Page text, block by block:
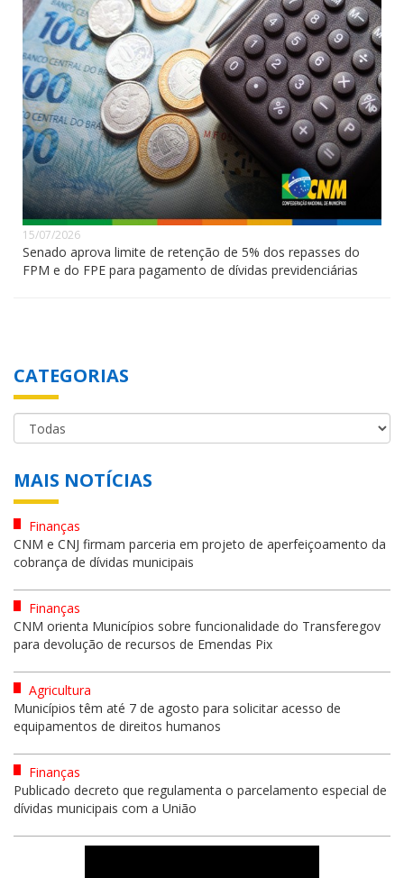
15/07/2026
Senado aprova limite de retenção de 5% dos repasses do
FPM e do FPE para pagamento de dívidas previdenciárias
CATEGORIAS
MAIS NOTÍCIAS
Finanças
CNM e CNJ firmam parceria em projeto de aperfeiçoamento da
cobrança de dívidas municipais
Finanças
CNM orienta Municípios sobre funcionalidade do Transferegov
para devolução de recursos de Emendas Pix
Agricultura
Municípios têm até 7 de agosto para solicitar acesso de
equipamentos de direitos humanos
Finanças
Publicado decreto que regulamenta o parcelamento especial de
dívidas municipais com a União